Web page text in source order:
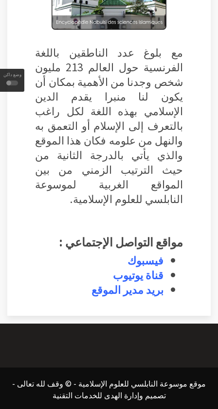
وضع داكن
مع بلوغ عدد الناطقين باللغة
الفرنسية حول العالم 213 مليون
شخص وجدنا من الأهمية بمكان أن
يكون لنا منبرا يقدم الدين
الإسلامي بهذه اللغة لكل راغب
بالتعرف إلى الإسلام أو التعمق به
والنهل من علومه فكان هذا الموقع
والذي يأتي بالدرجة الثانية من
حيث الترتيب الزمني من بين
المواقع الغربية لموسوعة
النابلسي للعلوم الإسلامية.
مواقع التواصل الإجتماعي :
فيسبوك
قناة يوتيوب
بريد مدير الموقع
موقع موسوعة النابلسي للعلوم الإسلامية - © وقف لله تعالى -
تصميم وإدارة الهدى للخدمات التقنية